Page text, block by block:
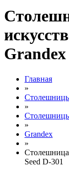
Grandex
Главная
»
»
Столешницы
»
Grandex
»
Столешница
Seed D-301